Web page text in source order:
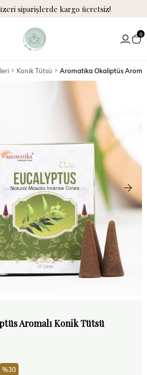
siparişlerde kargo ücretsiz!
0
Konik Tütsü Aromatika Okaliptüs
Aromalı Konik Tütsü
30